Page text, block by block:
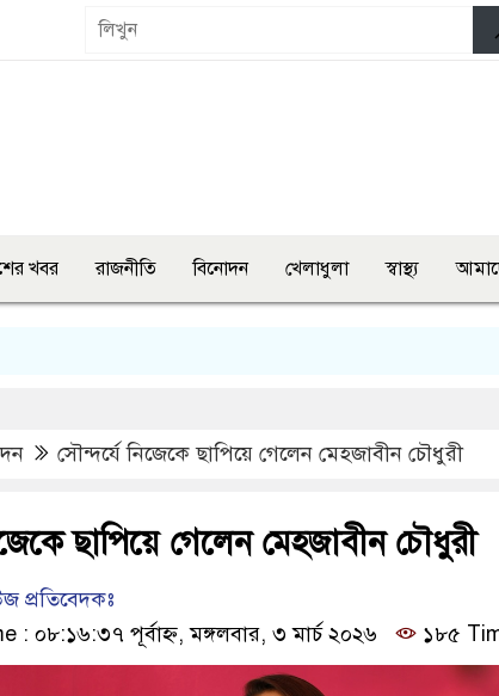
খবর রাজনীতি বিনোদন খেলাধুলা স্বাস্থ্য
সৌন্দর্যে নিজেকে ছাপিয়ে গেলেন মেহজাবীন চৌধুরী
ছাপিয়ে গেলেন মেহজাবীন চৌধুরী
প্রতিবেদকঃ
: ০৮:১৬:৩৭ পূর্বাহ্ন, মঙ্গলবার, ৩ মার্চ ২০২৬
১৮৫